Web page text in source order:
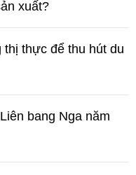
xuất?
thực để thu hút du
bang Nga năm